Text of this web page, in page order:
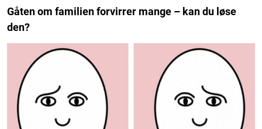
Gåten om familien forvirrer mange – kan du løse
den?